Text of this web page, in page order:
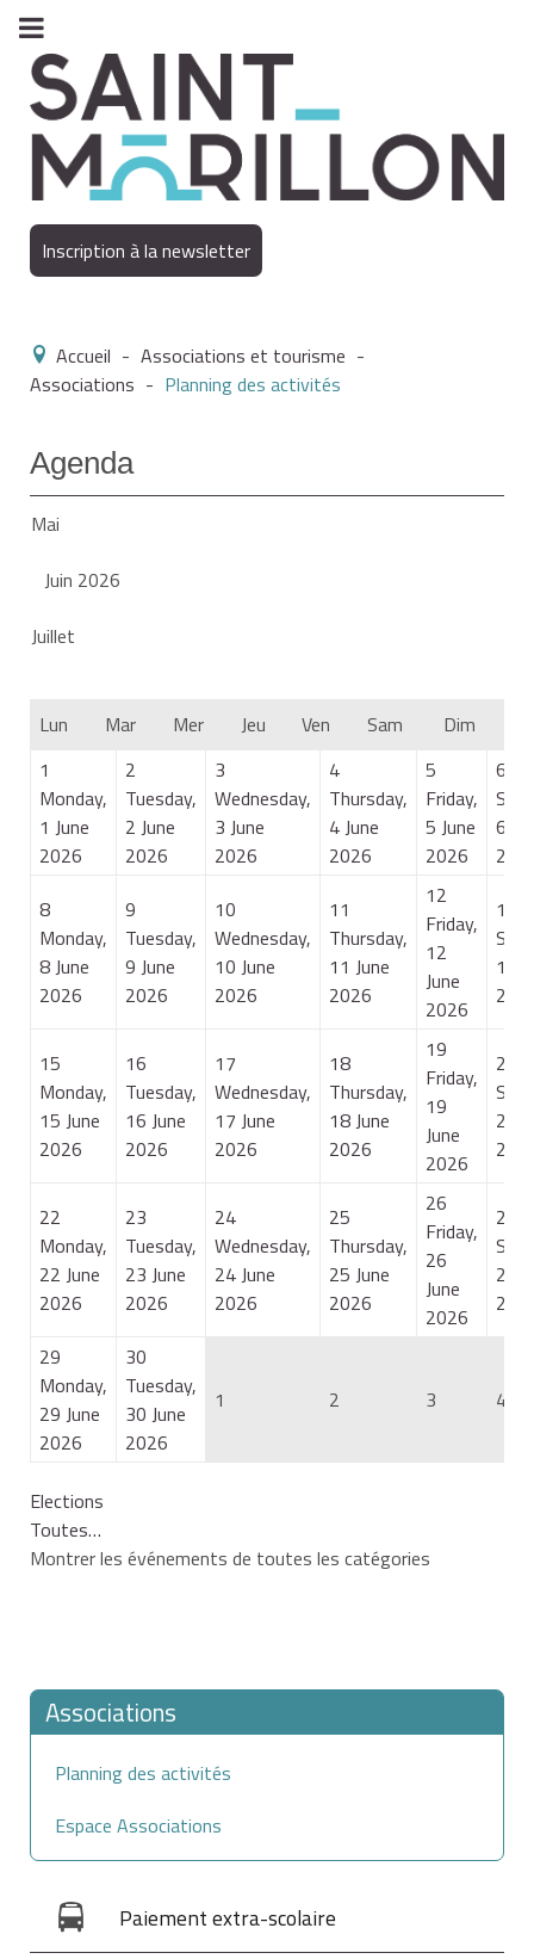
Inscription à la newsletter
Accueil - Associations et tourisme -
Associations - Planning des activités
Agenda
Mai
Juin 2026
Juillet
Lun Mar Mer Jeu Ven Sam
Dim
1
Monday,
1 June
2026
2
Tuesday,
2 June
2026
3
Wednesday,
3 June
2026
4
Thursday,
4 June
2026
5
Friday,
5 June
2026
6
6
8
Monday,
8 June
2026
9
Tuesday,
9 June
2026
10
Wednesday,
10 June
2026
11
Thursday,
11 June
2026
12
Friday,
12
June
2026
13
13
15
Monday,
15 June
2026
16
Tuesday,
16 June
2026
17
Wednesday,
17 June
2026
18
Thursday,
18 June
2026
19
Friday,
19
June
2026
20
20
22
Monday,
22 June
2026
23
Tuesday,
23 June
2026
24
Wednesday,
24 June
2026
25
Thursday,
25 June
2026
26
Friday,
26
June
2026
27
27
29
Monday,
29 June
2026
30
Tuesday,
30 June
2026
1 2 3 4
Elections
Toutes…
Montrer les événements de toutes les catégories
Associations
Planning des activités
Espace Associations
Paiement extra-scolaire